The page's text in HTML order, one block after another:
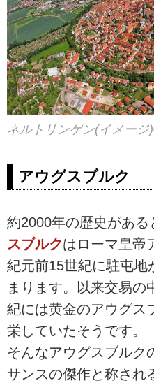
ネルトリンゲン(イメー
アウグスブルク
約2000年の歴史があ
スブルクはローマ皇帝
紀元前15世紀に駐屯地
まります。以来交易の
紀には黄金のアウグス
栄していたそうです。
そんなアウグスブルク
サンスの傑作と称され